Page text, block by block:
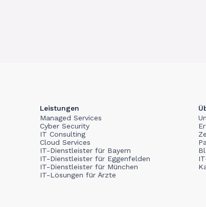
Leistungen
Managed Services
Cyber Security
IT Consulting
Cloud Services
IT-Dienstleister für Bayern
IT-Dienstleister für Eggenfelden
IT-Dienstleister für München
IT-Lösungen für Ärzte